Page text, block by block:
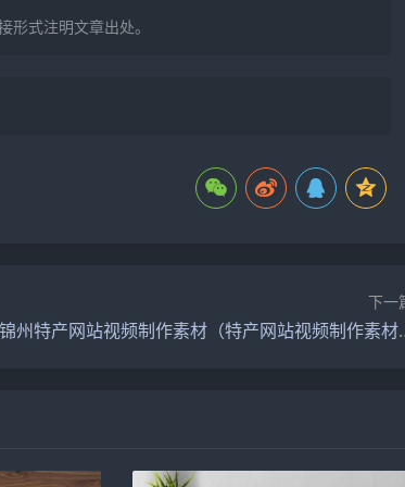
式注明文章出处。
下一
锦州特产网站视